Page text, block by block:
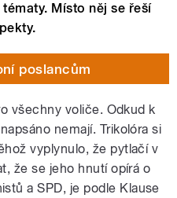
Místo něj se řeší
poslancům
všechny voliče. Odkud k
nemají. Trikolóra si
vyplynulo, že pytlačí v
že se jeho hnutí opírá o
a SPD, je podle Klause